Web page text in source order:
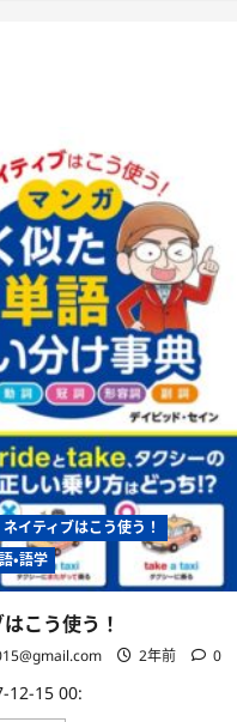
まで〜
ネイティブはこう使う！
・語学
こう使う！
2年前 0
12-15 00: